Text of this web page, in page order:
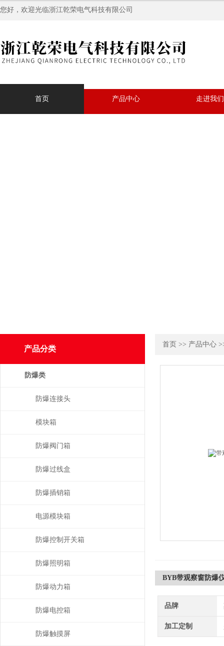
您好，欢迎光临浙江乾荣电气科技有限公司
首页 产品中心 走进我们
首页 >> 产品中心
BYB带观察窗防爆
品牌
加工定制
产品分类
防爆类
防爆连接头
模块箱
防爆阀门箱
防爆过线盒
防爆插销箱
电源模块箱
防爆控制开关箱
防爆照明箱
防爆动力箱
防爆电控箱
防爆触摸屏